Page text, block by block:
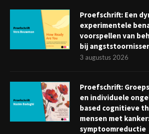
Proefschrift: Een
experimentele
voorspellen van
bij
3 augustus 2026
Proefschrift:
en individuele
based cognitieve
mensen met
symptoomreductie